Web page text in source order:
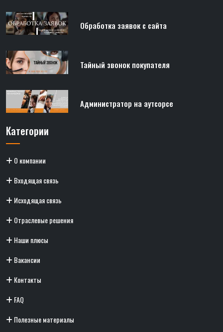
Обработка заявок с сайта
Тайный звонок покупателя
Администратор на аутсорсе
Категории
О компании
Входящая связь
Исходящая связь
Отраслевые решения
Наши плюсы
Вакансии
Контакты
FAQ
Полезные материалы